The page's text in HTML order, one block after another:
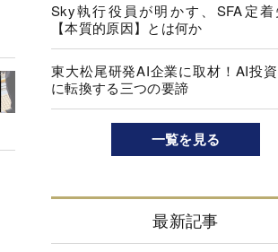
Sky執行役員が明かす、SFA定
【本質的原因】とは何か
東大松尾研発AI企業に取材！AI投
に転換する三つの要諦
一覧を見る
最新記事